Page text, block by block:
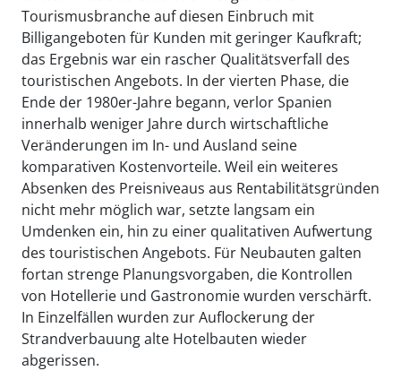
Tourismusbranche auf diesen Einbruch mit
Billigangeboten für Kunden mit geringer Kaufkraft;
das Ergebnis war ein rascher Qualitätsverfall des
touristischen Angebots. In der vierten Phase, die
Ende der 1980er-Jahre begann, verlor Spanien
innerhalb weniger Jahre durch wirtschaftliche
Veränderungen im In- und Ausland seine
komparativen Kostenvorteile. Weil ein weiteres
Absenken des Preisniveaus aus Rentabilitätsgründen
nicht mehr möglich war, setzte langsam ein
Umdenken ein, hin zu einer qualitativen Aufwertung
des touristischen Angebots. Für Neubauten galten
fortan strenge Planungsvorgaben, die Kontrollen
von Hotellerie und Gastronomie wurden verschärft.
In Einzelfällen wurden zur Auflockerung der
Strandverbauung alte Hotelbauten wieder
abgerissen.